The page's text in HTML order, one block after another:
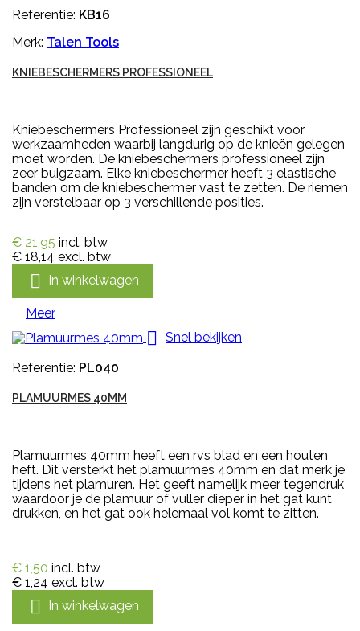
Referentie: KB16
Merk: Talen Tools
KNIEBESCHERMERS PROFESSIONEEL
Kniebeschermers Professioneel zijn geschikt voor
werkzaamheden waarbij langdurig op de knieën gelegen
moet worden. De kniebeschermers professioneel zijn
zeer buigzaam. Elke kniebeschermer heeft 3 elastische
banden om de kniebeschermer vast te zetten. De riemen
zijn verstelbaar op 3 verschillende posities.
€ 21,95 incl. btw
€ 18,14 excl. btw
 In winkelwagen
Meer
 Snel bekijken
Referentie: PL040
PLAMUURMES 40MM
Plamuurmes 40mm heeft een rvs blad en een houten
heft. Dit versterkt het plamuurmes 40mm en dat merk je
tijdens het plamuren. Het geeft namelijk meer tegendruk
waardoor je de plamuur of vuller dieper in het gat kunt
drukken, en het gat ook helemaal vol komt te zitten.
€ 1,50 incl. btw
€ 1,24 excl. btw
 In winkelwagen